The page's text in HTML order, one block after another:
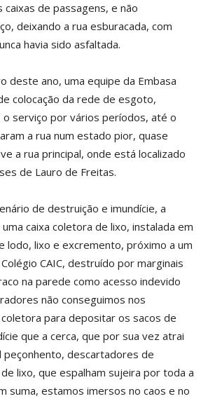
de passagens, e não
deixando a rua esburacada, com
havia sido asfaltada.
deste ano, uma equipe da Embasa
colocação da rede de esgoto,
o serviço por vários períodos, até o
a rua num estado pior, quase
a rua principal, onde está localizado
de Lauro de Freitas.
de destruição e imundície, a
caixa coletora de lixo, instalada em
lodo, lixo e excremento, próximo a um
CAIC, destruído por marginais
na parede como acesso indevido
não conseguimos nos
para depositar os sacos de
que a cerca, que por sua vez atrai
descartadores de
lixo, que espalham sujeira por toda a
suma, estamos imersos no caos e no